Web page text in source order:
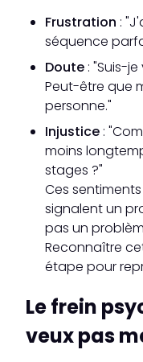
Frustration :
séquence
Doute : "Suis-
Peut-être que
personne."
Injustice :
moins
stages ?"
Ces
signalent un
pas un
Reconnaître
étape pour
Le frein
veux pas